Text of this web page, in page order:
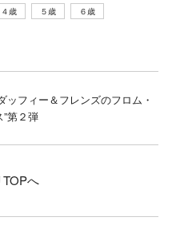
４歳 ５歳
６歳
フィー＆フレンズのフロム・
第２弾
TOPへ